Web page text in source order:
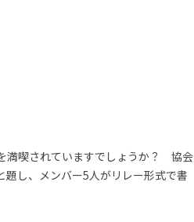
満喫されていますでしょうか？ 協会
し、メンバー5人がリレー形式で書